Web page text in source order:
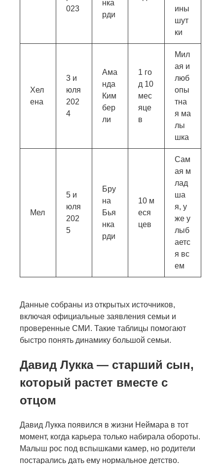
023
нка
рди
ины
шут
ки
Хел
ена
3 и
юля
202
4
Ама
нда
Ким
бер
ли
1 го
д 10
мес
яце
в
Мил
ая и
люб
опы
тна
я ма
лы
шка
Мел
5 и
юля
202
5
Бру
на
Бья
нка
рди
10 м
еся
цев
Сам
ая м
лад
ша
я, у
же у
лыб
аетс
я вс
ем
Данные собраны из открытых источников,
включая официальные заявления семьи и
проверенные СМИ. Такие таблицы помогают
быстро понять динамику большой семьи.
Давид Лукка — старший сын,
который растет вместе с
отцом
Давид Лукка появился в жизни Неймара в тот
момент, когда карьера только набирала обороты.
Малыш рос под вспышками камер, но родители
постарались дать ему нормальное детство.